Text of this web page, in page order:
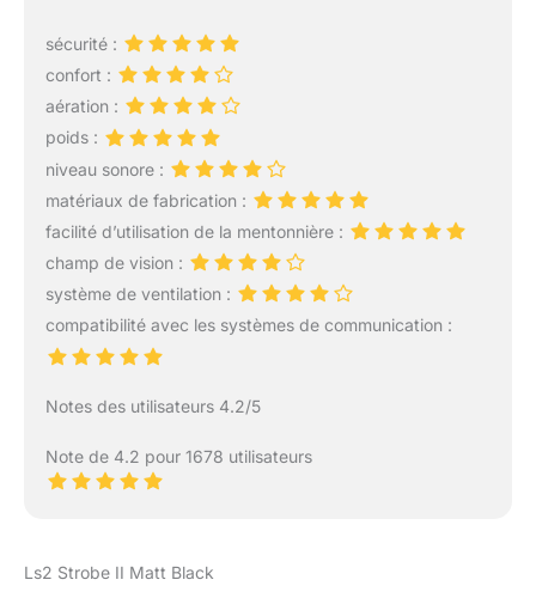
sécurité :
confort :
aération :
poids :
niveau sonore :
matériaux de fabrication :
facilité d’utilisation de la mentonnière :
champ de vision :
système de ventilation :
compatibilité avec les systèmes de communication :
Notes des utilisateurs 4.2/5
Note de 4.2 pour 1678 utilisateurs
Ls2 Strobe II Matt Black